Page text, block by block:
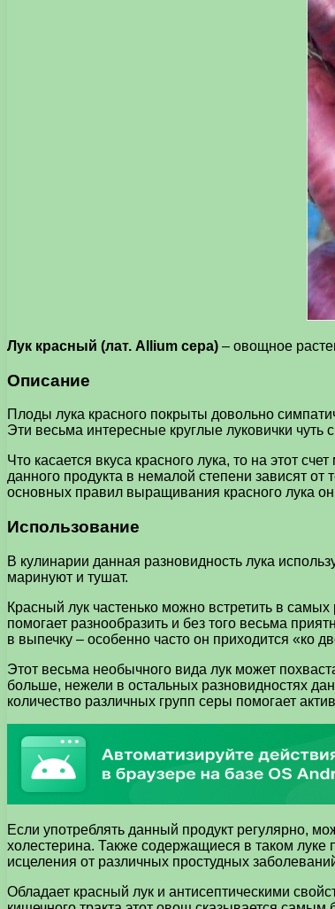
Лук красный (лат. Allium cepa) – овощное
Описание
Плоды лука красного покрыты довольно
Эти весьма интересные круглые луковички чуть
Что касается вкуса красного лука, то на этот
данного продукта в немалой степени зависят
основных правил выращивания красного лука
Использование
В кулинарии данная разновидность лука
маринуют и тушат.
Красный лук частенько можно встретить в
помогает разнообразить и без того весьма
в выпечку – особенно часто он приходится «ко
Этот весьма необычного вида лук может
больше, нежели в остальных разновидностях
количество различных групп серы помогает
Если употреблять данный продукт регулярно,
холестерина. Также содержащиеся в таком луке
исцеления от различных простудных
Обладает красный лук и антисептическими